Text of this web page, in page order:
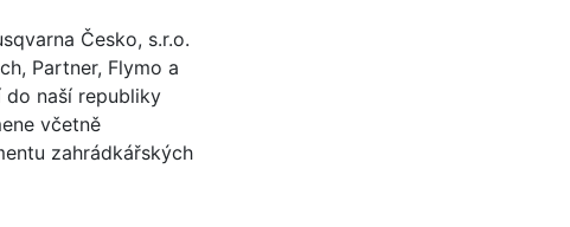
Česko, s.r.o.
Partner, Flymo a
do naší republiky
včetně
zahrádkářských